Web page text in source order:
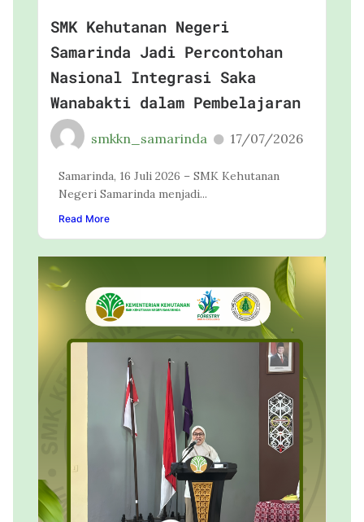
SMK Kehutanan Negeri
Samarinda Jadi Percontohan
Nasional Integrasi Saka
Wanabakti dalam Pembelajaran
smkkn_samarinda 17/07/2026
Samarinda, 16 Juli 2026 – SMK Kehutanan
Negeri Samarinda menjadi...
Read More